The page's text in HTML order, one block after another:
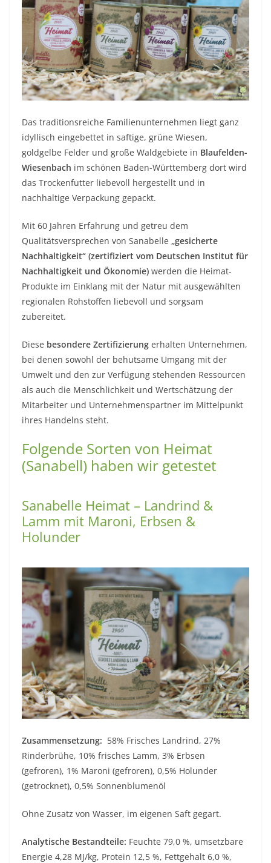
Das traditionsreiche Familienunternehmen liegt ganz
idyllisch eingebettet in saftige, grüne Wiesen,
goldgelbe Felder und große Waldgebiete in Blaufelden-
Wiesenbach im schönen Baden-Württemberg dort wird
das Trockenfutter liebevoll hergestellt und in
nachhaltige Verpackung gepackt.
Mit 60 Jahren Erfahrung und getreu dem
Qualitätsversprechen von Sanabelle „gesicherte
Nachhaltigkeit“ (zertifiziert vom Deutschen Institut für
Nachhaltigkeit und Ökonomie) werden die Heimat-
Produkte im Einklang mit der Natur mit ausgewählten
regionalen Rohstoffen liebevoll und sorgsam
zubereitet.
Diese besondere Zertifizierung erhalten Unternehmen,
bei denen sowohl der behutsame Umgang mit der
Umwelt und den zur Verfügung stehenden Ressourcen
als auch die Menschlichkeit und Wertschätzung der
Mitarbeiter und Unternehmenspartner im Mittelpunkt
ihres Handelns steht.
Folgende Sorten von Heimat
(Sanabell) haben wir getestet
Sanabelle Heimat – Landrind &
Lamm mit Maroni, Erbsen &
Holunder
Zusammensetzung: 58% Frisches Landrind, 27%
Rinderbrühe, 10% frisches Lamm, 3% Erbsen
(gefroren), 1% Maroni (gefroren), 0,5% Holunder
(getrocknet), 0,5% Sonnenblumenöl
Ohne Zusatz von Wasser, im eigenen Saft gegart.
Analytische Bestandteile: Feuchte 79,0 %, umsetzbare
Energie 4,28 MJ/kg, Protein 12,5 %, Fettgehalt 6,0 %,